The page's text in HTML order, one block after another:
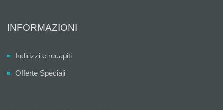
INFORMAZIONI
Indirizzi e recapiti
Offerte Speciali